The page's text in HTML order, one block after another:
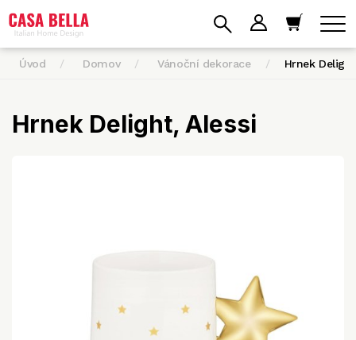
Úvod Domov Vánoční dekorace Hrnek
Hrnek Delight, Alessi